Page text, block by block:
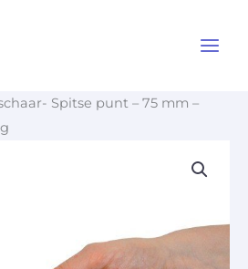
Spitse punt – 75 mm –